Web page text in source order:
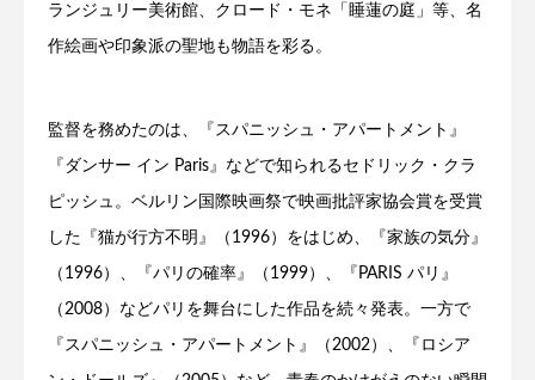
ランジュリー美術館、クロード・モネ「睡蓮の庭」等、名
作絵画や印象派の聖地も物語を彩る。
監督を務めたのは、『スパニッシュ・アパートメント』
『ダンサー イン Paris』などで知られるセドリック・クラ
ピッシュ。ベルリン国際映画祭で映画批評家協会賞を受賞
した『猫が行方不明』（1996）をはじめ、『家族の気分』
（1996）、『パリの確率』（1999）、『PARIS パリ』
（2008）などパリを舞台にした作品を続々発表。一方で
『スパニッシュ・アパートメント』（2002）、『ロシア